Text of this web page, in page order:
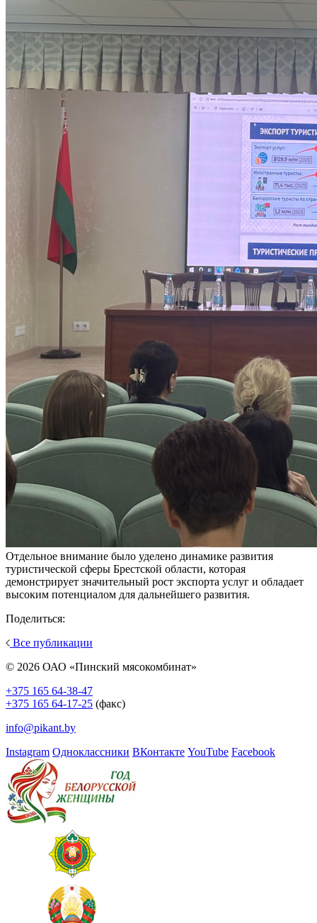
Отдельное внимание было уделено динамике развития
туристической сферы Брестской области, которая
демонстрирует значительный рост экспорта услуг и обладает
высоким потенциалом для дальнейшего развития.
Поделиться:
Все публикации
© 2026 ОАО «Пинский мясокомбинат»
+375 165 64-38-47
+375 165 64-17-25 (факс)
info@pikant.by
Instagram Одноклассники ВКонтакте YouTube Facebook